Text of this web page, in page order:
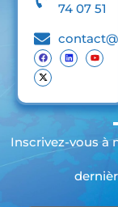
74 07 51
Inscrivez-vous à